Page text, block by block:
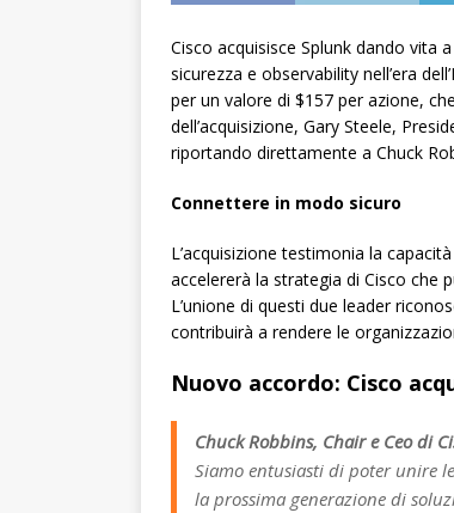
Cisco acquisisce Splunk dando vita
sicurezza e observability nell’era
per un valore di $157 per azione,
dell’acquisizione, Gary Steele,
riportando direttamente a Chuck
Connettere in modo sicuro
L’acquisizione testimonia la
accelererà la strategia di Cisco che
L’unione di questi due leader
contribuirà a rendere le
Nuovo accordo: Cisco
Chuck Robbins, Chair e Ceo di
Siamo entusiasti di poter unire
la prossima generazione di